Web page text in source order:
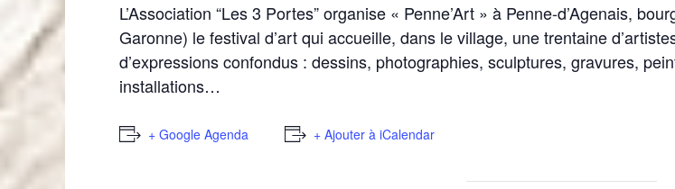
L’Association “Les 3 Portes” organise « Penne’Art » à Penne-d’Agenais,
Garonne) le festival d’art qui accueille, dans le village, une trentaine
d’expressions confondus : dessins, photographies, sculptures, gravures,
installations…
+ Google Agenda + Ajouter à iCalendar